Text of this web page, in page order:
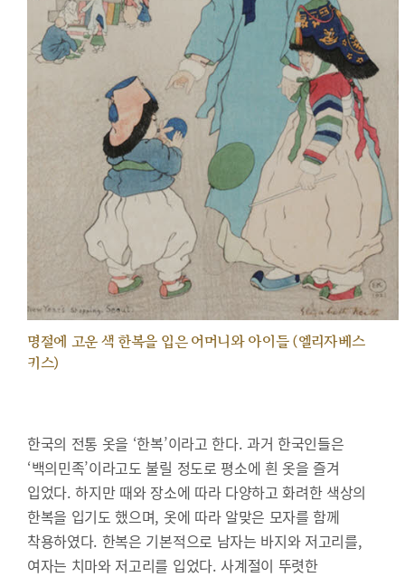
명절에 고운 색 한복을 입은 어머니와 아이들 (엘리자베스
키스)
한국의 전통 옷을 ‘한복’이라고 한다. 과거 한국인들은
‘백의민족’이라고도 불릴 정도로 평소에 흰 옷을 즐겨
입었다. 하지만 때와 장소에 따라 다양하고 화려한 색상의
한복을 입기도 했으며, 옷에 따라 알맞은 모자를 함께
착용하였다. 한복은 기본적으로 남자는 바지와 저고리를,
여자는 치마와 저고리를 입었다. 사계절이 뚜렷한